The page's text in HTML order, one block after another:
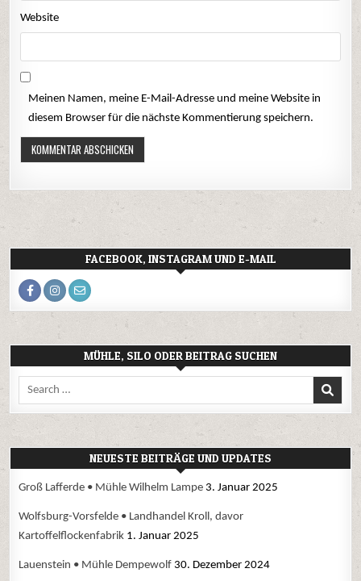
Website
Meinen Namen, meine E-Mail-Adresse und meine Website in
diesem Browser für die nächste Kommentierung speichern.
FACEBOOK, INSTAGRAM UND E-MAIL
MÜHLE, SILO ODER BEITRAG SUCHEN
Search
for:
NEUESTE BEITRÄGE UND UPDATES
Groß Lafferde • Mühle Wilhelm Lampe 3. Januar 2025
Wolfsburg-Vorsfelde • Landhandel Kroll, davor
Kartoffelflockenfabrik 1. Januar 2025
Lauenstein • Mühle Dempewolf 30. Dezember 2024